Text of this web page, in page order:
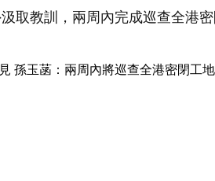
取教訓，兩周內完成巡查全港密